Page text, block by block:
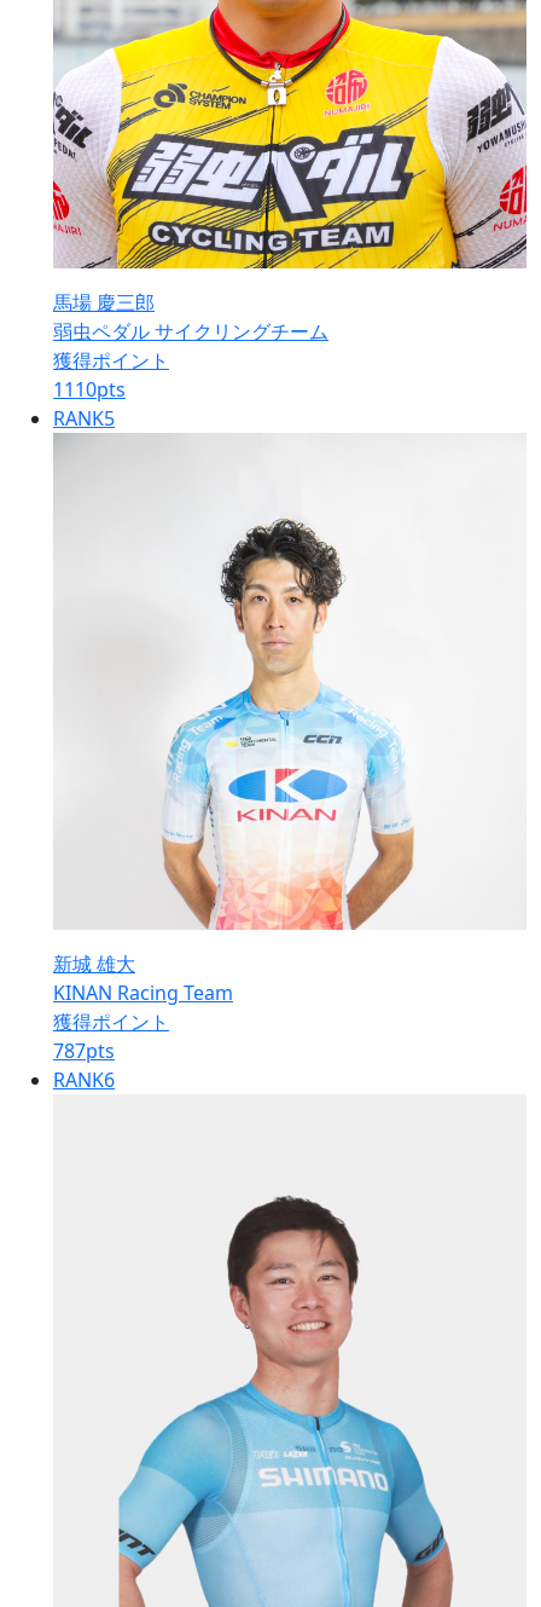
馬場 慶三郎
弱虫ペダル サイクリングチーム
獲得ポイント
1110pts
RANK5
新城 雄大
KINAN Racing Team
獲得ポイント
787pts
RANK6